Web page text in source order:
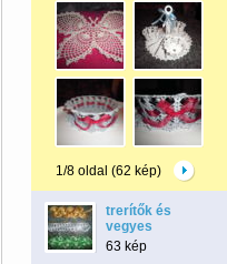
1/8 oldal (62 kép)
trerítők és
vegyes
63 kép